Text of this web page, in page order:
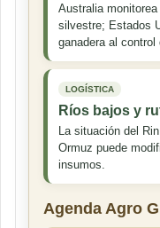
Australia
silvestre; Estados
ganadera al control
LOGÍSTICA
Ríos bajos y
La situación del
Ormuz puede
insumos.
Agenda Agro